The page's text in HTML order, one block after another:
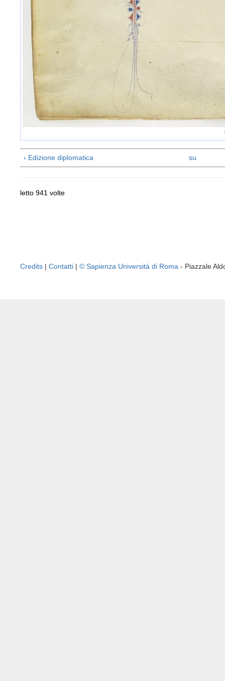
‹ Edizione diplomatica su
letto 941 volte
Credits | Contatti | © Sapienza Università di Roma - Piazzale